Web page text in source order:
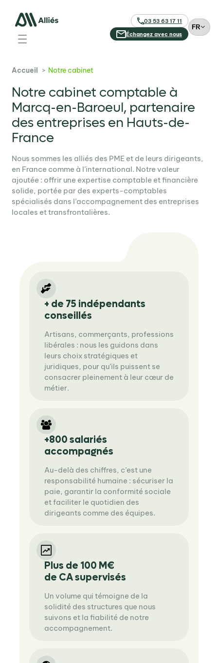
03 53 63 17 11
Échangez avec nous
C
h
n
g
e
Accueil Notre cabinet
Notre cabinet comptable à
Marcq-en-Baroeul, partenaire
des entreprises en Hauts-de-
France
Nous sommes les alliés des PME et de leurs dirigeants,
en France comme à l’international. Notre valeur
ajoutée : offrir une expertise comptable et financière
solide, portée par des experts-comptables
spécialisés dans l’accompagnement des entreprises
locales et transfrontalières.
+ de 75 indépendants
conseillés
Artisans, commerçants, professions
libérales : nous les guidons dans
leurs choix stratégiques et
juridiques, pour qu’ils puissent se
consacrer pleinement à leur cœur de
métier.
+800 salariés
accompagnés
Au-delà des chiffres, c’est une
responsabilité humaine : sécuriser la
paie, garantir la conformité sociale
et faciliter le quotidien des
dirigeants comme des équipes.
Plus de 100 M€
de CA supervisés
Un volume qui témoigne de la
solidité des structures que nous
suivons et la fiabilité de notre
accompagnement.